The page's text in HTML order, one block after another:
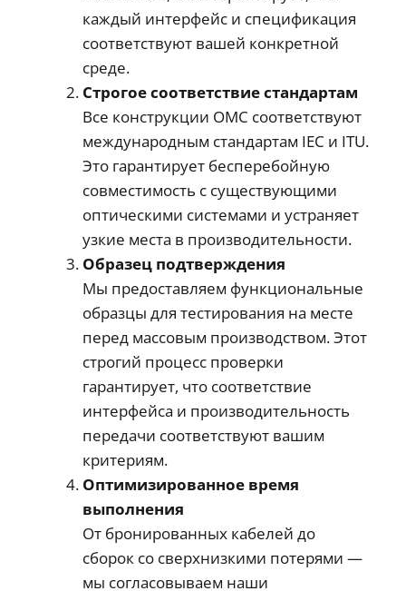
каждый интерфейс и спецификация
соответствуют вашей конкретной
среде.
Строгое соответствие стандартам
Все конструкции OMC соответствуют
международным стандартам IEC и ITU.
Это гарантирует бесперебойную
совместимость с существующими
оптическими системами и устраняет
узкие места в производительности.
Образец подтверждения
Мы предоставляем функциональные
образцы для тестирования на месте
перед массовым производством. Этот
строгий процесс проверки
гарантирует, что соответствие
интерфейса и производительность
передачи соответствуют вашим
критериям.
Оптимизированное время
выполнения
От бронированных кабелей до
сборок со сверхнизкими потерями —
мы согласовываем наши